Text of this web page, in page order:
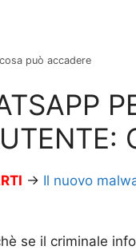
può accadere
→ Il nuovo
se il criminale